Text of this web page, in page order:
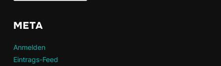
META
Anmelden
Eintrags-Feed